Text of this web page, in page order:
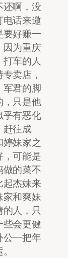
还啊，没
电话来邀
要好赚一
因为重庆
车的人
卖店，
军君的脚
，只是他
乎有恶化
赶往成
妹家之
，可能是
做的菜不
起杰妹来
家和爽妹
人，只
些会更健
公一把年